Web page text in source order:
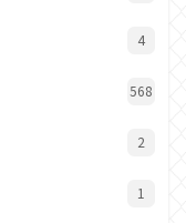
4
568
2
1